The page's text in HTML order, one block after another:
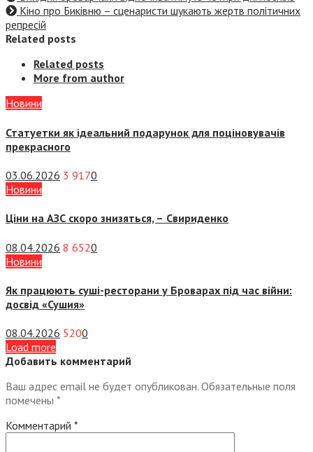
Кіно про Биківню – сценаристи шукають жертв політичних
репресій
Related posts
Related posts
More from author
Новини
Статуетки як ідеальний подарунок для поціновувачів
прекрасного
03.06.2026 3 9170
Новини
Ціни на АЗС скоро знизяться, – Свириденко
08.04.2026 8 6520
Новини
Як працюють суші-ресторани у Броварах під час війни:
досвід «Сушия»
08.04.2026 5200
Load more
Добавить комментарий
Ваш адрес email не будет опубликован. Обязательные поля
помечены *
Комментарий *